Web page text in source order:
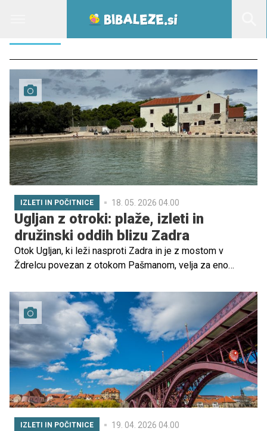
IZLETI IN POČITNICE 18. 05. 2026 04.00
Ugljan z otroki: plaže, izleti in
družinski oddih blizu Zadra
Otok Ugljan, ki leži nasproti Zadra in je z mostom v
Ždrelcu povezan z otokom Pašmanom, velja za eno
trajektne povezanosti, številnih lepih plaž s senco,
označenih kolesarskih poti in raznolikih krajev je
priljubljena izbira za družine.
IZLETI IN POČITNICE 19. 04. 2026 04.00